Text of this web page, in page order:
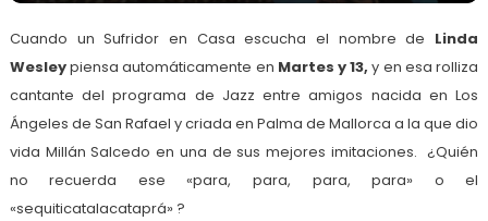
Cuando un Sufridor en Casa escucha el nombre de Linda
Wesleypiensa automáticamente en Martes y 13, y en esa rolliza
cantante del programa de Jazz entre amigos nacida en Los
Ángeles de San Rafael y criada en Palma de Mallorca a la que dio
vida Millán Salcedo en una de sus mejores imitaciones. ¿Quién
no recuerda ese «para, para, para, para» o el
«sequiticatalacataprá» ?